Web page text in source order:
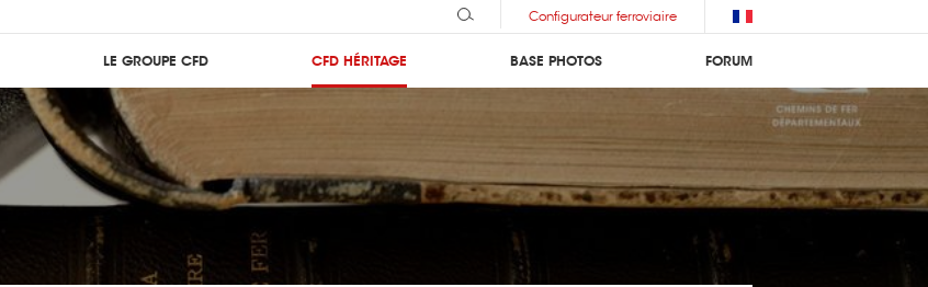
Configurateur ferroviaire
LE GROUPE CFD CFD HÉRITAGE BASE PHOTOS FORUM